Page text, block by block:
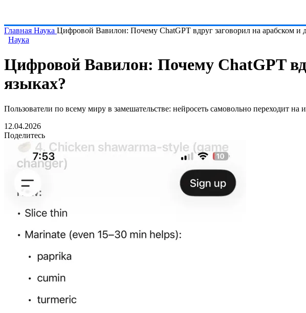
Главная Наука Цифровой Вавилон: Почему ChatGPT вдруг заговорил на арабском и
Наука
Цифровой Вавилон: Почему ChatGPT
языках?
Пользователи по всему миру в замешательстве: нейросеть самовольно переходит
12.04.2026
Поделитесь